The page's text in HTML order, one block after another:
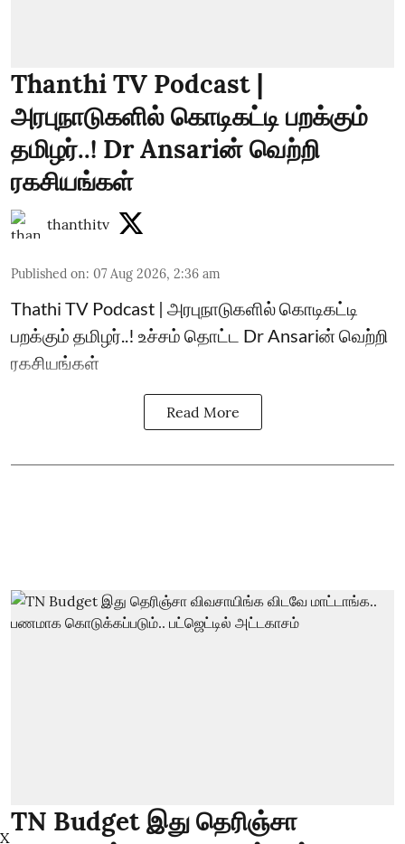
Thanthi TV Podcast |
அரபுநாடுகளில் கொடிகட்டி பறக்கும்
தமிழர்..! Dr Ansariன் வெற்றி
ரகசியங்கள்
thanthitv
Published on: 07 Aug 2026, 2:36 am
Thathi TV Podcast | அரபுநாடுகளில் கொடிகட்டி
பறக்கும் தமிழர்..! உச்சம் தொட்ட Dr Ansariன் வெற்றி
ரகசியங்கள்
Read More
TN Budget இது தெரிஞ்சா
X